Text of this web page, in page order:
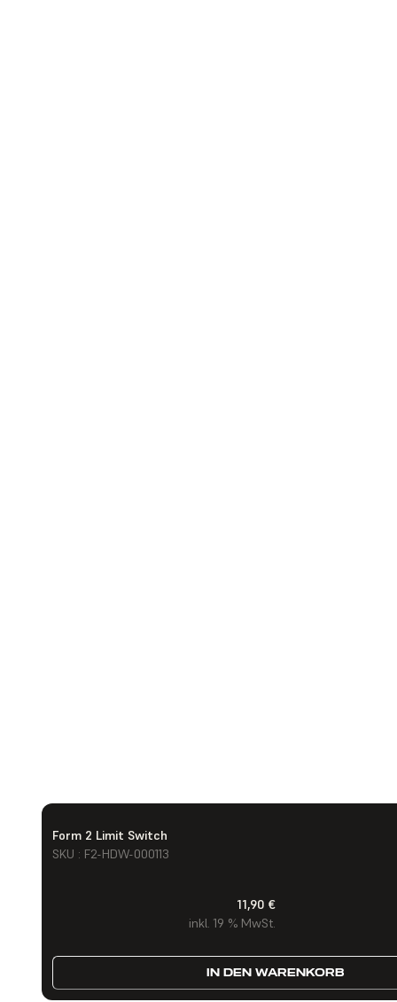
Form 2 Limit Switch
SKU : F2-HDW-000113
11,90 €
inkl. 19 % MwSt.
IN DEN WARENKORB